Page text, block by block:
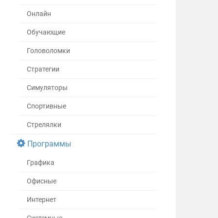
Онлайн
Обучающие
Головоломки
Стратегии
Симуляторы
Спортивные
Стрелялки
Программы
Графика
Офисные
Интернет